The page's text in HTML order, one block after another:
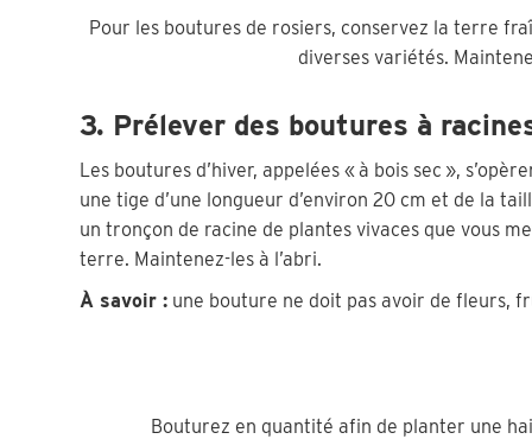
Pour les boutures de rosiers, conservez la terre
diverses variétés.
3. Prélever des boutures à
Les boutures d’hiver, appelées « à bois sec »,
une tige d’une longueur d’environ 20 cm et de la
un tronçon de racine de plantes vivaces que vous
terre. Maintenez-les à l’abri.
À savoir : une bouture ne doit pas avoir de fleurs,
Bouturez en quantité afin de planter une